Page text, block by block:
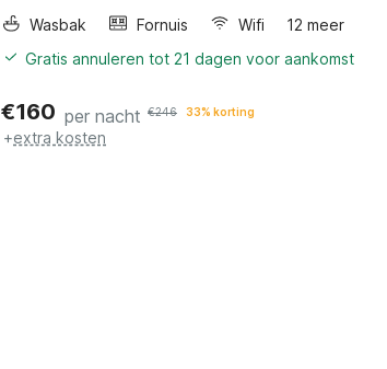
Wasbak
Fornuis Wifi
12 meer
Gratis annuleren tot 21 dagen voor aankomst
€160 per nacht €246 33% korting
+extra kosten